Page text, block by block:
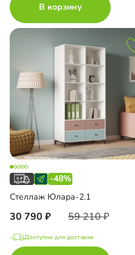
В корзину
-48%
Стеллаж Юлара-2.1
30 790 59 210
Доступно для доставки